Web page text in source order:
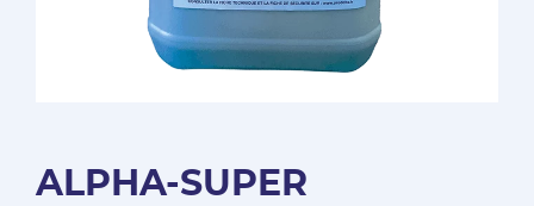
ALPHA-SUPER